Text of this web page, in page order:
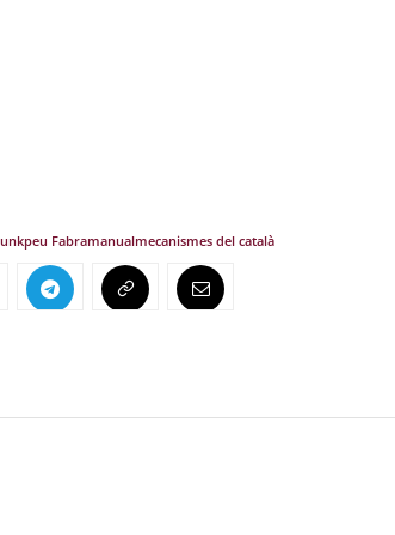
Fabramanualmecanismes del català